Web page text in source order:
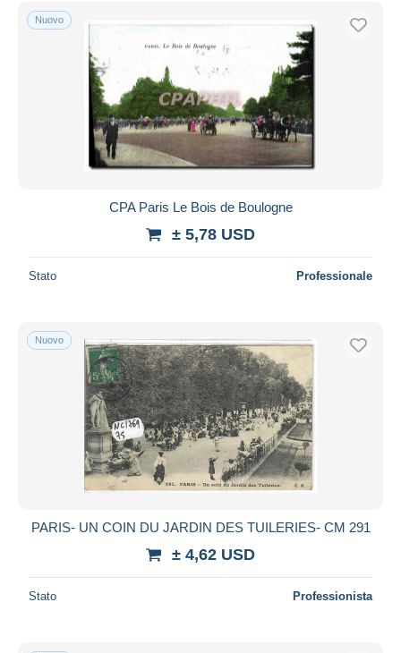
Spedizione gratuita
Metodi di pagamento
PayPal
Bonifico bancario
Visa
Mastercard
Bancontact
Residenza del venditore
Aggiorna
Nuovo
CPA Paris Le Bois de Boulogne
± 5,78 USD
Stato Professionale
Nuovo
PARIS- UN COIN DU JARDIN DES TUILERIES- CM 291
± 4,62 USD
Stato Professionista